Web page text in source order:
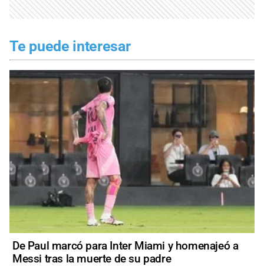
Te puede interesar
De Paul marcó para Inter Miami y homenajeó a
Messi tras la muerte de su padre